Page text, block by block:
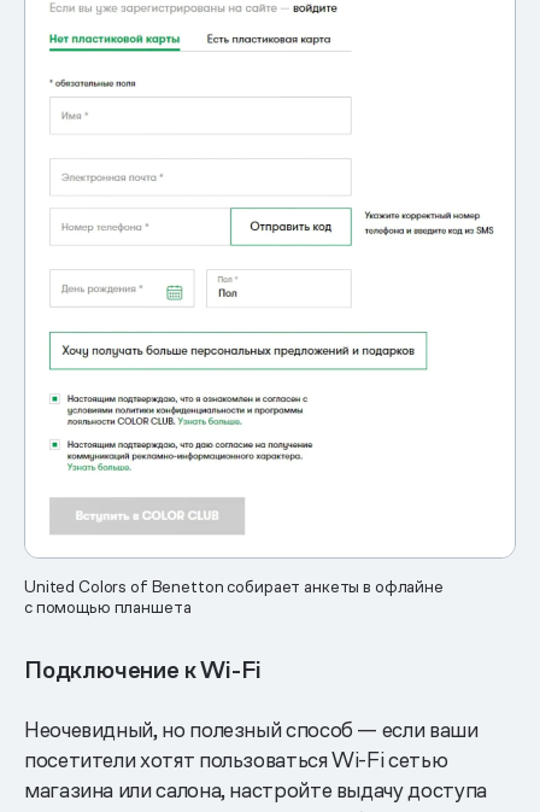
United Colors of Benetton собирает анкеты в офлайне
с помощью планшета
Подключение к Wi-Fi
Неочевидный, но полезный способ — если ваши
посетители хотят пользоваться Wi-Fi сетью
магазина или салона, настройте выдачу доступа